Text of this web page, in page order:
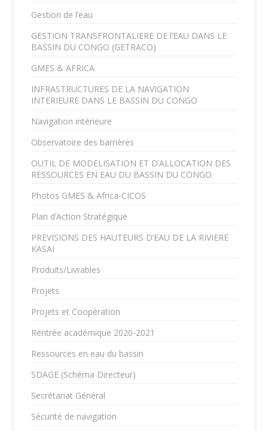
Gestion de l’eau
GESTION TRANSFRONTALIERE DE l’EAU DANS LE
BASSIN DU CONGO (GETRACO)
GMES & AFRICA
INFRASTRUCTURES DE LA NAVIGATION
INTERIEURE DANS LE BASSIN DU CONGO
Navigation intérieure
Observatoire des barrières
OUTIL DE MODELISATION ET D’ALLOCATION DES
RESSOURCES EN EAU DU BASSIN DU CONGO
Photos GMES & Africa-CICOS
Plan d’Action Stratégique
PREVISIONS DES HAUTEURS D’EAU DE LA RIVIERE
KASAI
Produits/Livrables
Projets
Projets et Coopération
Rentrée académique 2020-2021
Ressources en eau du bassin
SDAGE (Schéma Directeur)
Secrétariat Général
Sécurité de navigation